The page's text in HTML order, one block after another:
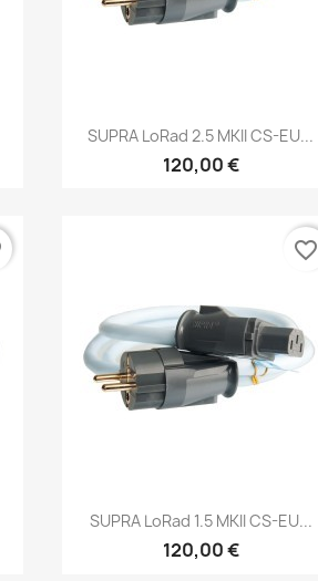
Anteprima
SUPRA LoRad 2.5 MKII CS-EU...
120,00 €
Anteprima
SUPRA LoRad 1.5 MKII CS-EU...
120,00 €
favorite_border